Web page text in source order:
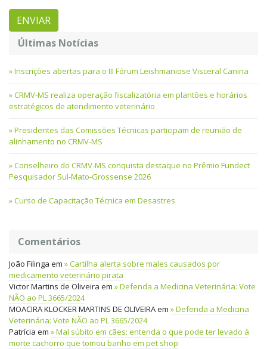
Últimas Notícias
Inscrições abertas para o III Fórum Leishmaniose Visceral Canina
CRMV-MS realiza operação fiscalizatória em plantões e horários
estratégicos de atendimento veterinário
Presidentes das Comissões Técnicas participam de reunião de
alinhamento no CRMV-MS
Conselheiro do CRMV-MS conquista destaque no Prêmio Fundect
Pesquisador Sul-Mato-Grossense 2026
Curso de Capacitação Técnica em Desastres
Comentários
João Filinga em
Cartilha alerta sobre males causados por
medicamento veterinário pirata
Victor Martins de Oliveira em
Defenda a Medicina Veterinária: Vote
NÃO ao PL 3665/2024
MOACIRA KLOCKER MARTINS DE OLIVEIRAem
Defenda a Medicina
Veterinária: Vote NÃO ao PL 3665/2024
Patrícia em
Mal súbito em cães: entenda o que pode ter levado à
morte cachorro que tomou banho em pet shop